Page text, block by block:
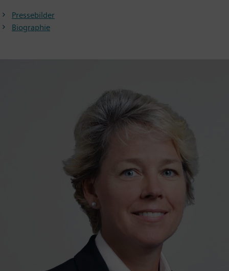
Pressebilder
Biographie